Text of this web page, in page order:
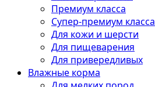
Премиум класса
Супер-премиум класса
Для кожи и шерсти
Для пищеварения
Для привередливых
Влажные корма